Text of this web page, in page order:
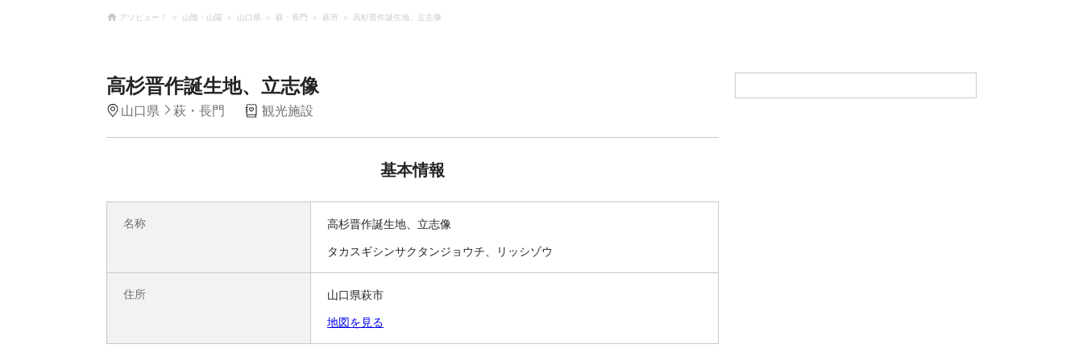
アソビュー！ 山陰・山陽 山口県 萩・長門 萩市 高杉晋作誕生地、立志像
高杉晋作誕生地、立志像
山口県 萩・長門 観光施設
基本情報
名称
高杉晋作誕生地、立志像
タカスギシンサクタンジョウチ、リッシゾウ
住所
山口県萩市
地図を見る